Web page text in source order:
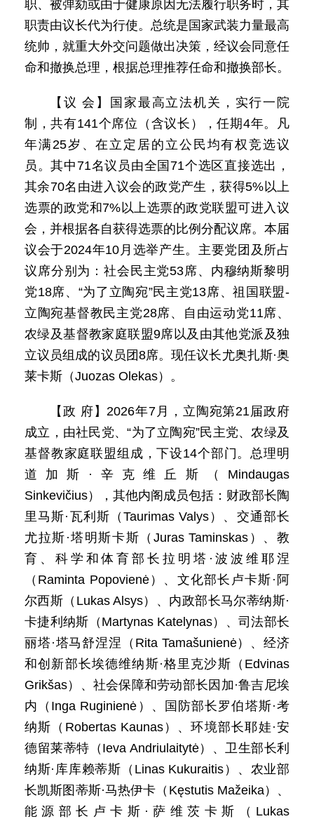
职、被弹劾或由于健康原因无法履行职务时，其
职责由议长代为行使。总统是国家武装力量最高
统帅，就重大外交问题做出决策，经议会同意任
命和撤换总理，根据总理推荐任命和撤换部长。
【议 会】国家最高立法机关，实行一院
制，共有141个席位（含议长），任期4年。凡
年满25岁、在立定居的立公民均有权竞选议
员。其中71名议员由全国71个选区直接选出，
其余70名由进入议会的政党产生，获得5%以上
选票的政党和7%以上选票的政党联盟可进入议
会，并根据各自获得选票的比例分配议席。本届
议会于2024年10月选举产生。主要党团及所占
议席分别为：社会民主党53席、内穆纳斯黎明
党18席、“为了立陶宛”民主党13席、祖国联盟-
立陶宛基督教民主党28席、自由运动党11席、
农绿及基督教家庭联盟9席以及由其他党派及独
立议员组成的议员团8席。现任议长尤奥扎斯·奥
莱卡斯（Juozas Olekas）。
【政 府】2026年7月，立陶宛第21届政府
成立，由社民党、“为了立陶宛”民主党、农绿及
基督教家庭联盟组成，下设14个部门。总理明
道加斯·辛克维丘斯（Mindaugas
Sinkevičius），其他内阁成员包括：财政部长陶
里马斯·瓦利斯（Taurimas Valys）、交通部长
尤拉斯·塔明斯卡斯（Juras Taminskas）、教
育、科学和体育部长拉明塔·波波维耶涅
（Raminta Popovienė）、文化部长卢卡斯·阿
尔西斯（Lukas Alsys）、内政部长马尔蒂纳斯·
卡捷利纳斯（Martynas Katelynas）、司法部长
丽塔·塔马舒涅涅（Rita Tamašunienė）、经济
和创新部长埃德维纳斯·格里克沙斯（Edvinas
Grikšas）、社会保障和劳动部长因加·鲁吉尼埃
内（Inga Ruginienė）、国防部长罗伯塔斯·考
纳斯（Robertas Kaunas）、环境部长耶娃·安
德留莱蒂特（Ieva Andriulaitytė）、卫生部长利
纳斯·库库赖蒂斯（Linas Kukuraitis）、农业部
长凯斯图蒂斯·马热伊卡（Kęstutis Mažeika）、
能源部长卢卡斯·萨维茨卡斯（Lukas